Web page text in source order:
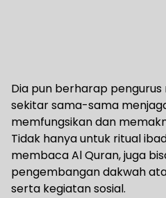
Dia pun berharap pengurus
sekitar sama-sama
memfungsikan dan
Tidak hanya untuk ritual
membaca Al Quran, juga
pengembangan dakwah
serta kegiatan sosial.